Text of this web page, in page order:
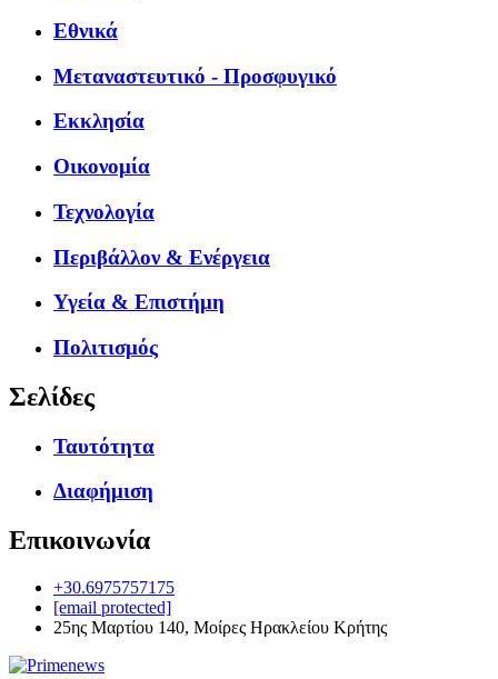
Εθνικά
Μεταναστευτικό - Προσφυγικό
Εκκλησία
Οικονομία
Τεχνολογία
Περιβάλλον & Ενέργεια
Υγεία & Επιστήμη
Πολιτισμός
Σελίδες
Ταυτότητα
Διαφήμιση
Επικοινωνία
+30.6975757175
[email protected]
25ης Μαρτίου 140, Μοίρες Ηρακλείου Κρήτης